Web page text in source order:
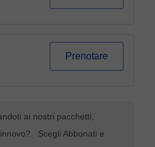
Prenotare
ai nostri pacchetti,
Scegli Abbonati e